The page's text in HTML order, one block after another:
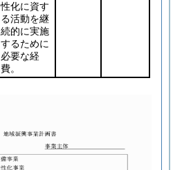
性化に資す
る活動を継
続的に実施
するために
必要な経
費。